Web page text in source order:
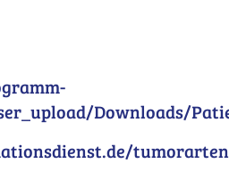
Downloads/